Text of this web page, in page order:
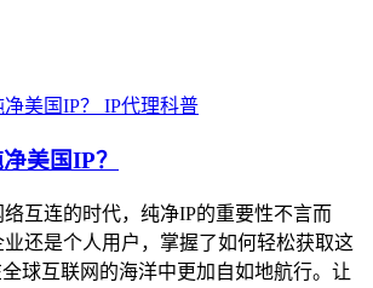
IP代理科普
美国IP？
互连的时代，纯净IP的重要性不言而
业还是个人用户，掌握了如何轻松获取这
球互联网的海洋中更加自如地航行。让